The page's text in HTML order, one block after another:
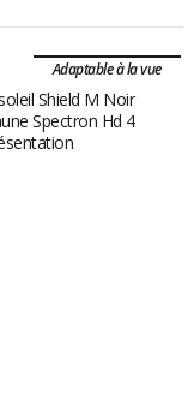
Adaptable à la vue